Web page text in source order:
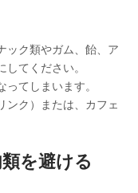
ック類やガム、飴、ア
てください。
てしまいます。
ンク）または、カフェ
を避ける